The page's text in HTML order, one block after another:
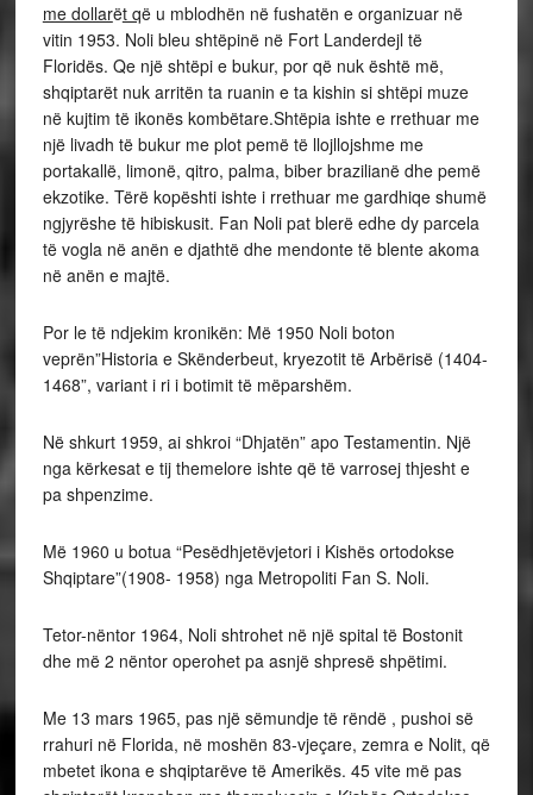
me dollarët që u mblodhën në fushatën e organizuar në
vitin 1953. Noli bleu shtëpinë në Fort Landerdejl të
Floridës. Qe një shtëpi e bukur, por që nuk është më,
shqiptarët nuk arritën ta ruanin e ta kishin si shtëpi muze
në kujtim të ikonës kombëtare.Shtëpia ishte e rrethuar me
një livadh të bukur me plot pemë të llojllojshme me
portakallë, limonë, qitro, palma, biber brazilianë dhe pemë
ekzotike. Tërë kopështi ishte i rrethuar me gardhiqe shumë
ngjyrëshe të hibiskusit. Fan Noli pat blerë edhe dy parcela
të vogla në anën e djathtë dhe mendonte të blente akoma
në anën e majtë.
Por le të ndjekim kronikën: Më 1950 Noli boton
veprën”Historia e Skënderbeut, kryezotit të Arbërisë (1404-
1468”, variant i ri i botimit të mëparshëm.
Në shkurt 1959, ai shkroi “Dhjatën” apo Testamentin. Një
nga kërkesat e tij themelore ishte që të varrosej thjesht e
pa shpenzime.
Më 1960 u botua “Pesëdhjetëvjetori i Kishës ortodokse
Shqiptare”(1908- 1958) nga Metropoliti Fan S. Noli.
Tetor-nëntor 1964, Noli shtrohet në një spital të Bostonit
dhe më 2 nëntor operohet pa asnjë shpresë shpëtimi.
Me 13 mars 1965, pas një sëmundje të rëndë , pushoi së
rrahuri në Florida, në moshën 83-vjeçare, zemra e Nolit, që
mbetet ikona e shqiptarëve të Amerikës. 45 vite më pas